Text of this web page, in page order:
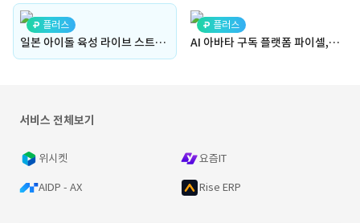
플러스
일본 아이돌 육성 라이브 스트리밍 플랫폼 "하이피" - 신규 서비스 기획
플러스
AI 아바타 구독 플랫폼 파이셀, AI 아바타 유저 생성 및 아바타 판매
서비스 전체보기
위시켓 요즘IT
AIDP - AX Rise ERP